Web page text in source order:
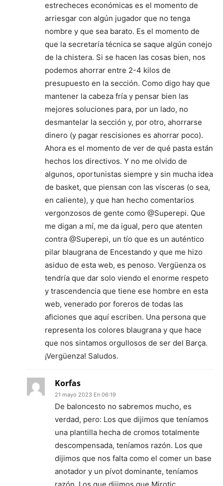
estrecheces económicas es el momento de
arriesgar con algún jugador que no tenga
nombre y que sea barato. Es el momento de
que la secretaría técnica se saque algún conejo
de la chistera. Si se hacen las cosas bien, nos
podemos ahorrar entre 2-4 kilos de
presupuesto en la sección. Como digo hay que
mantener la cabeza fría y pensar bien las
mejores soluciones para, por un lado, no
desmantelar la sección y, por otro, ahorrarse
dinero (y pagar rescisiones es ahorrar poco).
Ahora es el momento de ver de qué pasta están
hechos los directivos. Y no me olvido de
algunos, oportunistas siempre y sin mucha idea
de basket, que piensan con las vísceras (o sea,
en caliente), y que han hecho comentarios
vergonzosos de gente como @Superepi. Que
me digan a mí, me da igual, pero que atenten
contra @Superepi, un tío que es un auténtico
pilar blaugrana de Encestando y que me hizo
asiduo de esta web, es penoso. Vergüenza os
tendría que dar solo viendo el enorme respeto
y trascendencia que tiene ese hombre en esta
web, venerado por foreros de todas las
aficiones que aquí escriben. Una persona que
representa los colores blaugrana y que hace
que nos sintamos orgullosos de ser del Barça.
¡Vergüenza! Saludos.
Korfas
21 mayo 2023 En 06:19
De baloncesto no sabremos mucho, es
verdad, pero: Los que dijimos que teníamos
una plantilla hecha de cromos totalmente
descompensada, teníamos razón. Los que
dijimos que nos falta como el comer un base
anotador y un pívot dominante, teníamos